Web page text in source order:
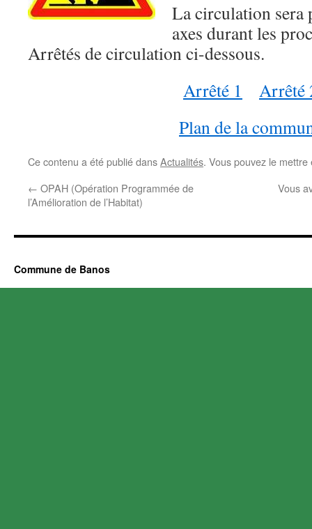
La circulation sera
axes durant les
Arrêtés de circulation ci-dessous.
Arrêté 1
Arrêté
Plan de la
Ce contenu a été publié dansActualités. Vous pouvez le
← OPAH (Opération Programmée de
l’Amélioration de l’Habitat)
Vous
Commune de Banos